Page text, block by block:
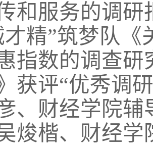
和服务的调
才精”筑梦队
指数的调查
获评“优秀调
、财经学院辅
焌楷、财经学